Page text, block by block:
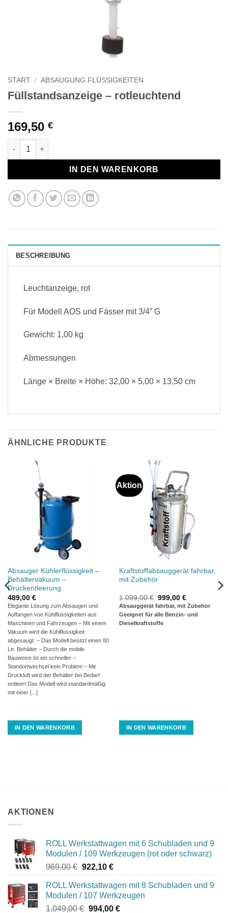
START / ABSAUGUNG FLÜSSIGKEITEN
Füllstandsanzeige – rotleuchtend
169,50 €
Füllstandsanzeige - rotleuchtend Menge
IN DEN WARENKORB
BESCHREIBUNG
Leuchtanzeige, rot
Für Modell AOS und Fässer mit 3/4” G
Gewicht: 1,00 kg
Abmessungen
Länge × Breite × Höhe: 32,00 × 5,00 × 13,50 cm
ÄHNLICHE PRODUKTE
Absauger Kühlerflüssigkeit –
Behältervakuum –
Druckentleerung
489,00 €
Elegante Lösung zum Absaugen und
Auffangen von Kühlflüssigkeiten aus
Maschinen und Fahrzeugen – Mit einem
Vakuum wird die Kühlflüssigkeit
abgesaugt. – Das Modell besitzt einen 80
Ltr. Behälter – Durch die mobile
Bauweise ist ein schneller –
Standortwechsel kein Problem – Mit
Druckluft wird der Behälter bei Bedarf
entleert Das Modell wird standardmäßig
mit einer [...]
IN DEN WARENKORB
Aktion
Kraftstoffabsauggerät fahrbar,
mit Zubehör
1.099,00€ Ursprünglicher
Preis
1.099,00 €
999,00 €Aktueller
Preis
999,00 €.
Absauggerät fahrbar, mit Zubehör
Geeignet für alle Benzin- und
Dieselkraftstoffe
IN DEN WARENKORB
AKTIONEN
ROLL Werkstattwagen mit 6 Schubladen und 9
Modulen / 109 Werkzeugen (rot oder schwarz)
969,00€ Ursprünglicher
war:
969,00 €
922,10 €Aktueller
ist:
922,10 €.
ROLL Werkstattwagen mit 8 Schubladen und 9
Modulen / 107 Werkzeugen
1.049,00€ Ursprünglicher
994,00 €Aktueller